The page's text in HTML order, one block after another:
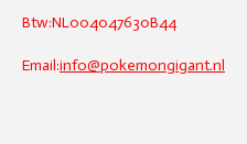
Btw:NL004047630B44
Email:info@pokemongigant.nl